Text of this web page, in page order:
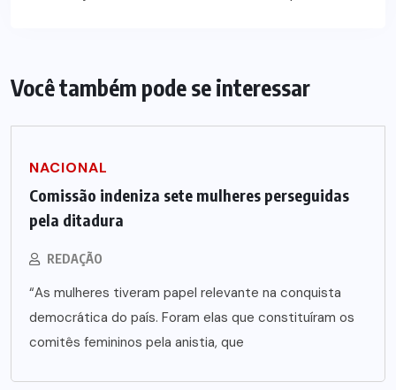
Você também pode se interessar
NACIONAL
Comissão indeniza sete mulheres perseguidas
pela ditadura
REDAÇÃO
“As mulheres tiveram papel relevante na conquista
democrática do país. Foram elas que constituíram os
comitês femininos pela anistia, que